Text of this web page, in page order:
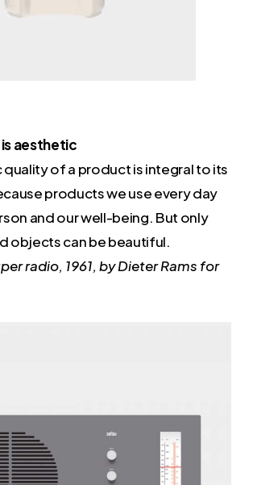
aesthetic
quality of a product is integral to its
products we use every day
and our well-being. But only
objects can be beautiful.
radio, 1961, by Dieter Rams for